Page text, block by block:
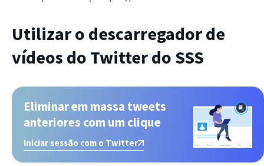
Utilizar o descarregador de
vídeos do Twitter do SSS
Eliminar em massa tweets
anteriores com um clique
Iniciar sessão com o Twitter